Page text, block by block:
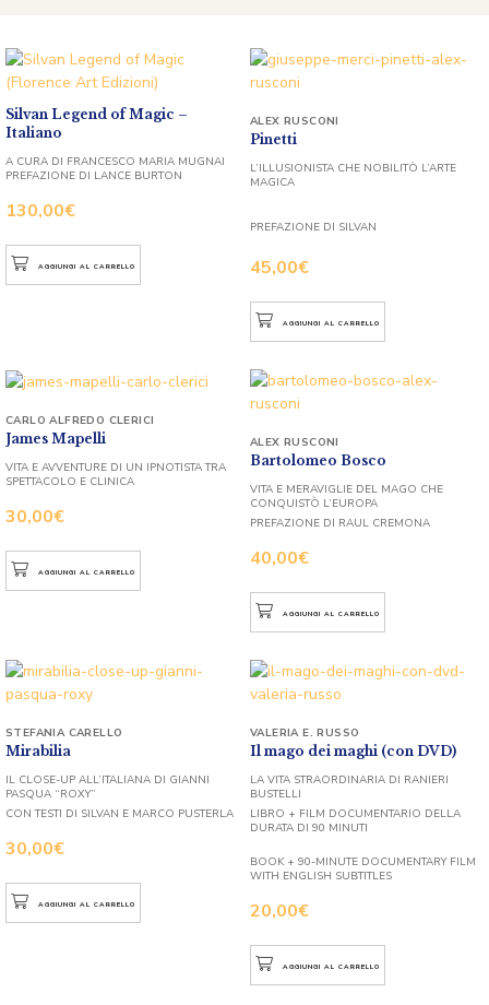
Silvan Legend of Magic –
Italiano
130,00€
A CURA DI FRANCESCO MARIA MUGNAI
PREFAZIONE DI LANCE BURTON
AGGIUNGI AL CARRELLO
Pinetti
45,00€
ALEX RUSCONI
L’ILLUSIONISTA CHE NOBILITÒ L’ARTE
MAGICA
PREFAZIONE DI SILVAN
AGGIUNGI AL CARRELLO
James Mapelli
30,00€
CARLO ALFREDO CLERICI
VITA E AVVENTURE DI UN IPNOTISTA TRA
SPETTACOLO E CLINICA
AGGIUNGI AL CARRELLO
Bartolomeo Bosco
40,00€
ALEX RUSCONI
VITA E MERAVIGLIE DEL MAGO CHE
CONQUISTÒ L’EUROPA
PREFAZIONE DI RAUL CREMONA
AGGIUNGI AL CARRELLO
Mirabilia
30,00€
STEFANIA CARELLO
IL CLOSE-UP ALL’ITALIANA DI GIANNI
PASQUA “ROXY”
CON TESTI DI SILVAN E MARCO PUSTERLA
AGGIUNGI AL CARRELLO
Il mago dei maghi (con DVD)
20,00€
VALERIA E. RUSSO
LA VITA STRAORDINARIA DI RANIERI
BUSTELLI
LIBRO + FILM DOCUMENTARIO DELLA
DURATA DI 90 MINUTI
BOOK + 90-MINUTE DOCUMENTARY FILM
WITH ENGLISH SUBTITLES
AGGIUNGI AL CARRELLO